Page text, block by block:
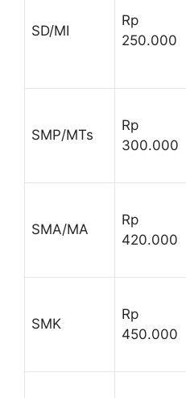
SD/MI
Rp
250.000
SMP/MTs
Rp
300.000
SMA/MA
Rp
420.000
SMK
Rp
450.000